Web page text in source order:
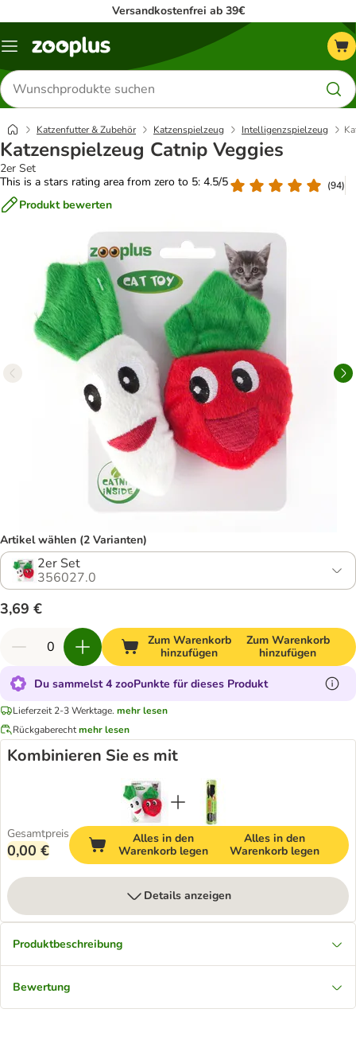
Versandkostenfrei ab 39€
Menü
Produkte
suchen
Katzenfutter & Zubehör Katzenspielzeug Intelligenzspielzeug
Katzenspielzeug Catnip Veggies
2er Set
This is a stars rating area from zero to 5: 4.5/5
(94)
Produkt bewerten
Artikel wählen (2 Varianten)
2er Set
356027.0
3,69 €
Zum Warenkorb
hinzufügen
Zum Warenkorb
hinzufügen
Du sammelst 4 zooPunkte für dieses Produkt
Lieferzeit 2-3 Werktage. mehr lesen
Rückgaberechtmehr lesen
Kombinieren Sie es mit
Gesamtpreis
0,00 €
Alles in den
Warenkorb legen
Alles in den
Warenkorb legen
Details anzeigen
Produktbeschreibung
Bewertung